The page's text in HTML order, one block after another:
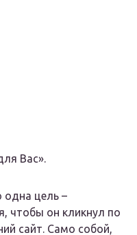
Вас».
одна цель –
чтобы он кликнул по
сайт. Само собой,